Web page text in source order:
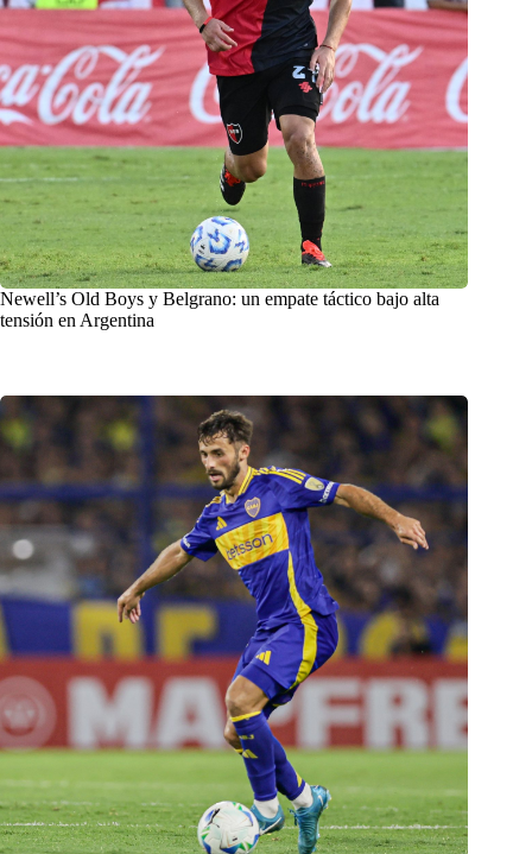
Newell’s Old Boys y Belgrano: un empate táctico bajo alta
tensión en Argentina